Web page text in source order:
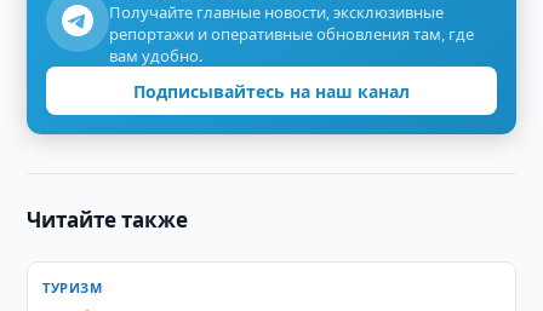
Получайте главные новости, эксклюзивные
репортажи и оперативные обновления там, где
вам удобно.
Подписывайтесь на наш канал
Читайте также
ТУРИЗМ